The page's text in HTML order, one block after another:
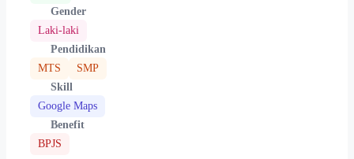
Gender
Laki-laki
Pendidikan
MTS
SMP
Skill
Google Maps
Benefit
BPJS